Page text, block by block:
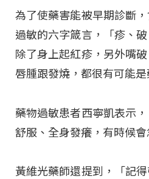
為了使藥害能被早期診斷
過敏的六字箴言，「疹、
除了身上起紅疹，另外嘴
唇腫跟發燒，都很有可能是
藥物過敏患者西寧凱表示
舒服、全身發癢，有時候會
黃維光藥師還提到，「記